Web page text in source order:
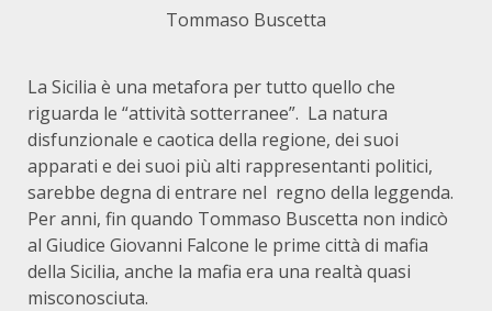
Tommaso Buscetta
La Sicilia è una metafora per tutto quello che
riguarda le “attività sotterranee”. La natura
disfunzionale e caotica della regione, dei suoi
apparati e dei suoi più alti rappresentanti politici,
sarebbe degna di entrare nel regno della leggenda.
Per anni, fin quando Tommaso Buscetta non indicò
al Giudice Giovanni Falcone le prime città di mafia
della Sicilia, anche la mafia era una realtà quasi
misconosciuta.